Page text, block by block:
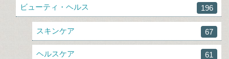
ビューティ・ヘルス 196
スキンケア 67
ヘルスケア 61